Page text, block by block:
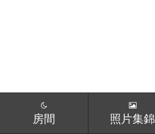
日本語 한국어
房間 照片集錦